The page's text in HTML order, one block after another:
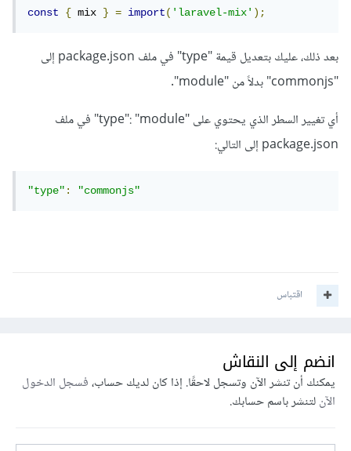
const { mix } = import('laravel-mix');
بعد ذلك، عليك بتعديل قيمة "type" في ملف package.json إلى
"commonjs" بدلاً من "module".
أي تغيير السطر الذي يحتوي على "type": "module" في ملف
package.json إلى التالي:
"type": "commonjs"
اقتباس
انضم إلى النقاش
يمكنك أن تنشر الآن وتسجل لاحقًا. إذا كان لديك حساب،فسجل الدخول
الآنلتنشر باسم حسابك.